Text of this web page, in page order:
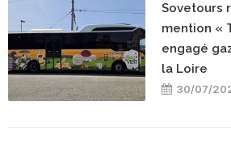
Sovetours
mention «
engagé
la Loire
30/07/